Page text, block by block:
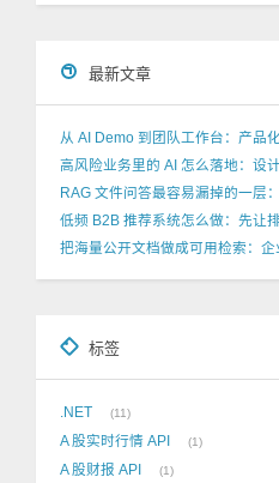
最新文章
从 AI Demo 到团队工作台：产品
高风险业务里的 AI 怎么落地：设
RAG 文件问答最容易漏掉的一层
低频 B2B 推荐系统怎么做：先让
把海量公开文档做成可用检索：
标签
.NET 11
A 股实时行情 API 1
A 股财报 API 1